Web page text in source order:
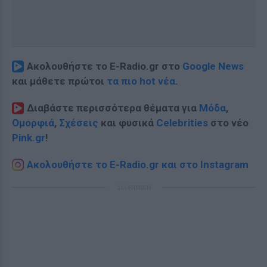
Ακολουθήστε το E-Radio.gr στο Google News
και μάθετε πρώτοι τα πιο hot νέα.
Διαβάστε περισσότερα θέματα για Μόδα,
Ομορφιά, Σχέσεις και φυσικά Celebrities στο νέο
Pink.gr!
Ακολουθήστε το E-Radio.gr και στο Instagram